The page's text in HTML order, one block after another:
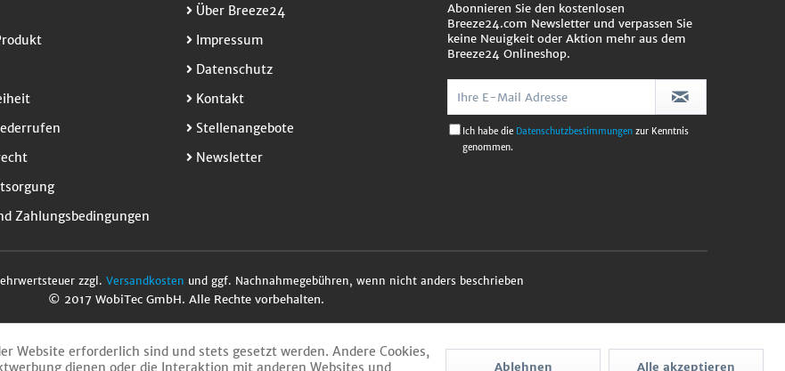
Zahlungsbedingungen
Über Breeze24
Impressum
Datenschutz
Kontakt
Stellenangebote
Newsletter
Abonnieren Sie den kostenlosen
Breeze24.com Newsletter und verpassen Sie
keine Neuigkeit oder Aktion mehr aus dem
Breeze24 Onlineshop.
Ich habe die Datenschutzbestimmungen zur Kenntnis
genommen.
zzgl. Versandkosten und ggf. Nachnahmegebühren, wenn nicht anders beschrieben
© 2017 WobiTec GmbH. Alle Rechte vorbehalten.
Website erforderlich sind und stets gesetzt werden. Andere Cookies,
dienen oder die Interaktion mit anderen Websites und
Ablehnen Alle akzeptieren